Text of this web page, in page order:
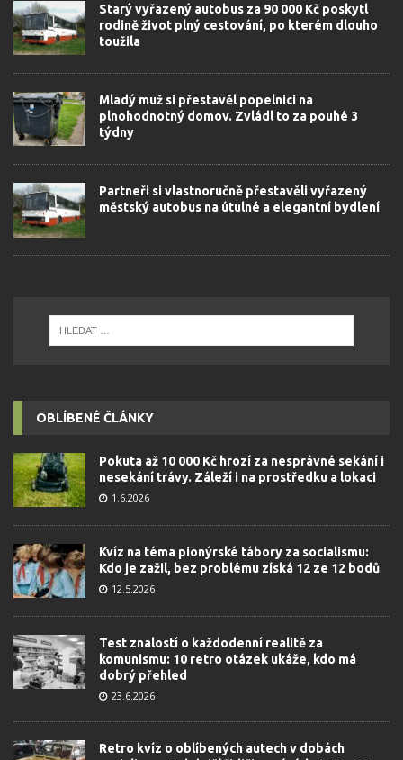
Starý vyřazený autobus za 90 000 Kč poskytl
rodině život plný cestování, po kterém dlouho
toužila
Mladý muž si přestavěl popelnici na
plnohodnotný domov. Zvládl to za pouhé 3
týdny
Partneři si vlastnoručně přestavěli vyřazený
městský autobus na útulné a elegantní bydlení
OBLÍBENÉ ČLÁNKY
Pokuta až 10 000 Kč hrozí za nesprávné sekání i
nesekání trávy. Záleží i na prostředku a lokaci
1.6.2026
Kvíz na téma pionýrské tábory za socialismu:
Kdo je zažil, bez problému získá 12 ze 12 bodů
12.5.2026
Test znalostí o každodenní realitě za
komunismu: 10 retro otázek ukáže, kdo má
dobrý přehled
23.6.2026
Retro kvíz o oblíbených autech v dobách